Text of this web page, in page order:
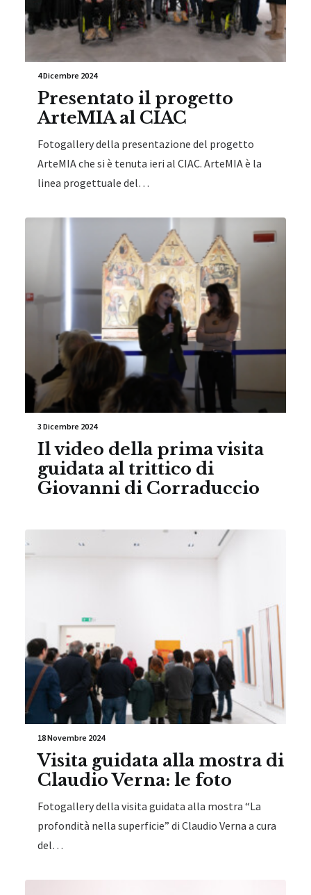
4 Dicembre 2024
Presentato il progetto
ArteMIA al CIAC
Fotogallery della presentazione del progetto
ArteMIA che si è tenuta ieri al CIAC. ArteMIA è la
linea progettuale del…
3 Dicembre 2024
Il video della prima visita
guidata al trittico di
Giovanni di Corraduccio
18 Novembre 2024
Visita guidata alla mostra di
Claudio Verna: le foto
Fotogallery della visita guidata alla mostra “La
profondità nella superficie” di Claudio Verna a cura
del…